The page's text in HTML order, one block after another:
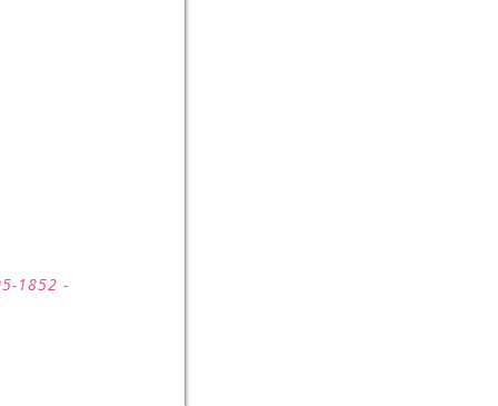
1852 -